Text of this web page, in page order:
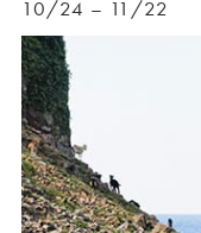
10/24 – 11/22